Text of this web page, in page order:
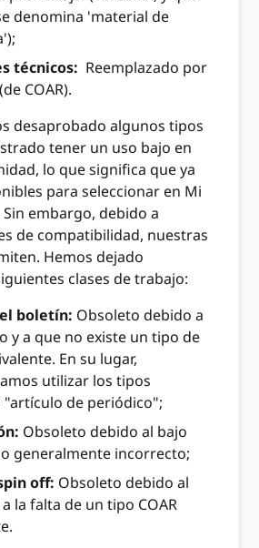
denomina 'material de
técnicos: Reemplazado por
COAR).
desaprobado algunos tipos
tener un uso bajo en
lo que significa que ya
para seleccionar en Mi
Sin embargo, debido a
de compatibilidad, nuestras
Hemos dejado
clases de trabajo:
boletín: Obsoleto debido a
y a que no existe un tipo de
En su lugar,
utilizar los tipos
"artículo de periódico";
Obsoleto debido al bajo
generalmente incorrecto;
off: Obsoleto debido al
la falta de un tipo COAR